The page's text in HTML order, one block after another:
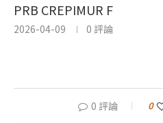
PRB CREPIMUR F
2026-04-09 0 評論
0 評論 0